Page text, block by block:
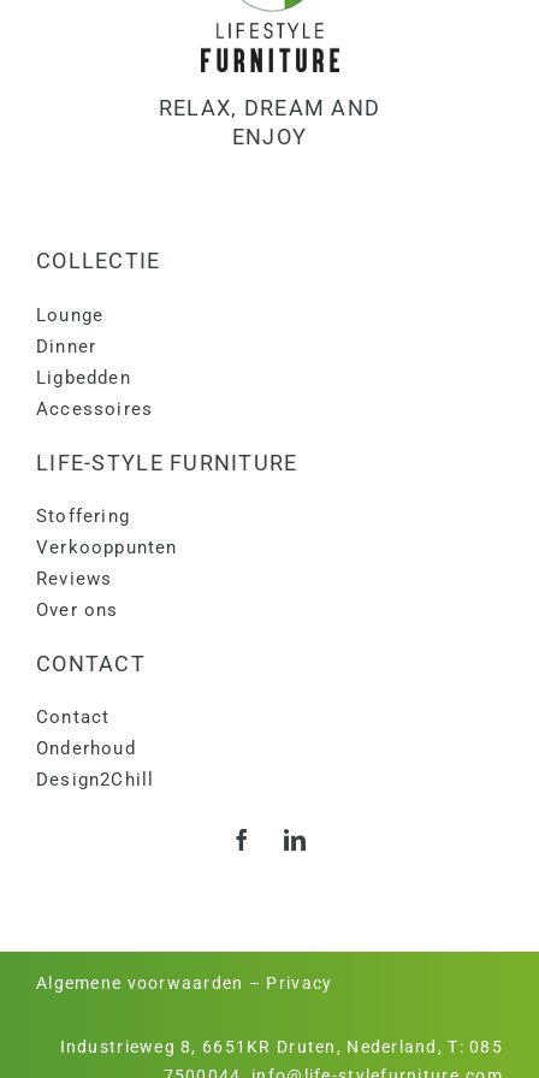
RELAX, DREAM AND
ENJOY
COLLECTIE
Lounge
Dinner
Ligbedden
Accessoires
LIFE-STYLE FURNITURE
Stoffering
Verkooppunten
Reviews
Over ons
CONTACT
Contact
Onderhoud
Design2Chill
Algemene voorwaarden – Privacy
Industrieweg 8, 6651KR Druten, Nederland, T:085